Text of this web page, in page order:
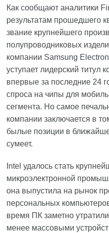
Каксообщают аналитики
результатам прошедшего
звание крупнейшего
полупроводниковых
компании Samsung
уступает лидерский титул
впервые за последние 24
спроса на чипы для
сегмента. Но самое
компании заключается в
былые позиции в
сумеет.
Intel удалось стать
микроэлектронной
она выпустила на рынок
персональных
время ПК заметно
менее массовыми